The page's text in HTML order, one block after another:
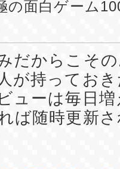
の面白ゲーム
だからこそ
が持ってお
ューは毎日
ば随時更新